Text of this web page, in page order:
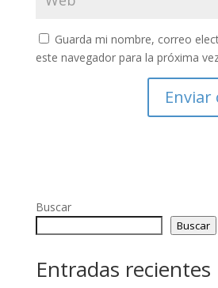
Guarda mi nombre, correo
este navegador para la próxima
Buscar
Buscar
Entradas recientes